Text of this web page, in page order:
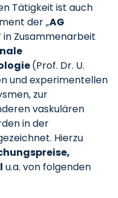
Tätigkeit ist auch
der „AG
in Zusammenarbeit
(Prof. Dr. U.
und experimentellen
zur
vaskulären
in der
Hierzu
u.a. von folgenden